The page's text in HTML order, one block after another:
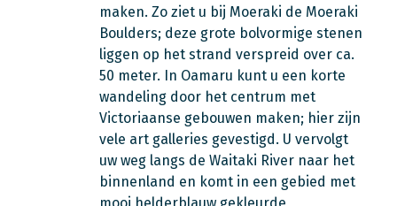
maken. Zo ziet u bij Moeraki de Moeraki
Boulders; deze grote bolvormige stenen
liggen op het strand verspreid over ca.
50 meter. In Oamaru kunt u een korte
wandeling door het centrum met
Victoriaanse gebouwen maken; hier zijn
vele art galleries gevestigd. U vervolgt
uw weg langs de Waitaki River naar het
binnenland en komt in een gebied met